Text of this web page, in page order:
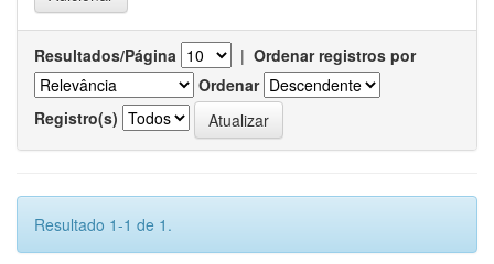
Resultados/Página | Ordenar registros por
Ordenar
Registro(s)
Resultado 1-1 de 1.